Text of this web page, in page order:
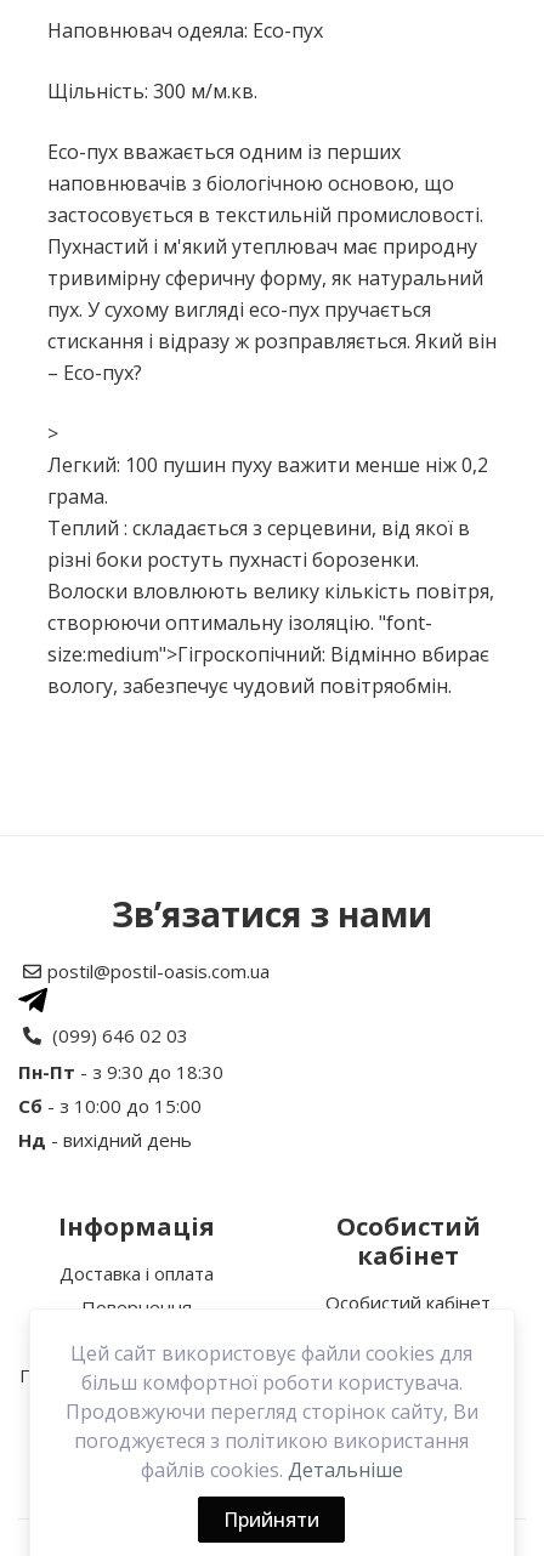
Наповнювач одеяла: Eco-пух
Щільність: 300 м/м.кв.
Eco-пух вважається одним із перших
наповнювачів з біологічною основою, що
застосовується в текстильній промисловості.
Пухнастий і м'який утеплювач має природну
тривимірну сферичну форму, як натуральний
пух. У сухому вигляді eco-пух пручається
стискання і відразу ж розправляється. Який він
– Eco-пух?
>
Легкий: 100 пушин пуху важити менше ніж 0,2
грама.
Теплий : складається з серцевини, від якої в
різні боки ростуть пухнасті борозенки.
Волоски вловлюють велику кількість повітря,
створюючи оптимальну ізоляцію. "font-
size:medium">Гігроскопічний: Відмінно вбирає
вологу, забезпечує чудовий повітряобмін.
Рейтинг
Ваш відгук
Увага:HTML не підтримується!
Продовжити
Цей сайт використовує файли cookies для
більш комфортної роботи користувача.
Продовжуючи перегляд сторінок сайту, Ви
погоджуєтеся з політикою використання
файлів cookies. Детальніше
Прийняти
Зв’язатися з нами
postil@postil-oasis.com.ua
(099) 646 02 03
Пн-Пт - з 9:30 до 18:30
Сб - з 10:00 до 15:00
Нд - вихідний день
Інформація
Доставка і оплата
Повернення
Про нас
Політика конфіденційності
Зв’язатися з нами
Договір оферти
Особистий
кабінет
Особистий кабінет
Мої закладки